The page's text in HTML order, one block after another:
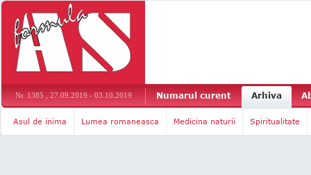
Nr. 1385 , 27.09.2019 - 03.10.2019 Numarul curent Arhiva
Asul de inima Lumea romaneasca Medicina naturii Spiritualitate